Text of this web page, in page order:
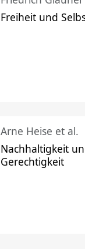
Freiheit und
Arne Heise et al.
Nachhaltigkeit
Gerechtigkeit